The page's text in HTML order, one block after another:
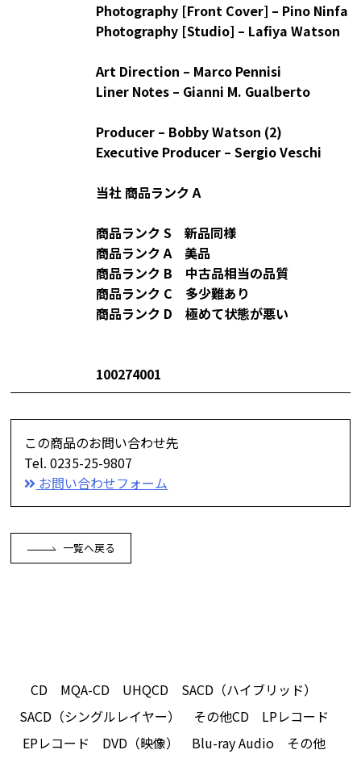
Photography [Front Cover] – Pino Ninfa
Photography [Studio] – Lafiya Watson
Art Direction – Marco Pennisi
Liner Notes – Gianni M. Gualberto
Producer – Bobby Watson (2)
Executive Producer – Sergio Veschi
当社 商品ランク A
商品ランク S 新品同様
商品ランク A 美品
商品ランク B 中古品相当の品質
商品ランク C 多少難あり
商品ランク D 極めて状態が悪い
100274001
この商品のお問い合わせ先
Tel. 0235-25-9807
お問い合わせフォーム
一覧へ戻る
CD MQA-CD UHQCD
SACD（ハイブリッド）
SACD（シングルレイヤー）
その他CD
LPレコード
EPレコード
DVD（映像） Blu-ray Audio その他